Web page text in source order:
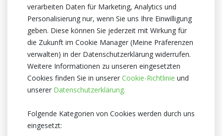
Herkunftsland
Niederlande
Zertifikat
MPS A
MPS SQ
verarbeiten Daten für Marketing, Analytics und
Personalisierung nur, wenn Sie uns Ihre Einwilligung
geben. Diese können Sie jederzeit mit Wirkung für
die Zukunft im Cookie Manager (Meine Präferenzen
verwalten) in der Datenschutzerklärung widerrufen.
Weitere Informationen zu unseren eingesetzten
Cookies finden Sie in unserer Cookie-Richtlinie und
unserer Datenschutzerklärung.
Folgende Kategorien von Cookies werden durch uns
eingesetzt: